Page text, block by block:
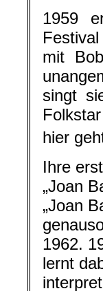
1959
mit
singt
hier
Ihre
„Joan
„Joan
1962.
lernt